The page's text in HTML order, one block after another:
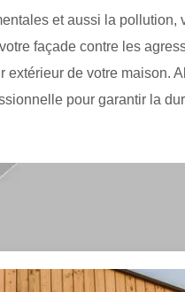
et aussi la pollution,
façade contre les
de votre maison.
pour garantir la